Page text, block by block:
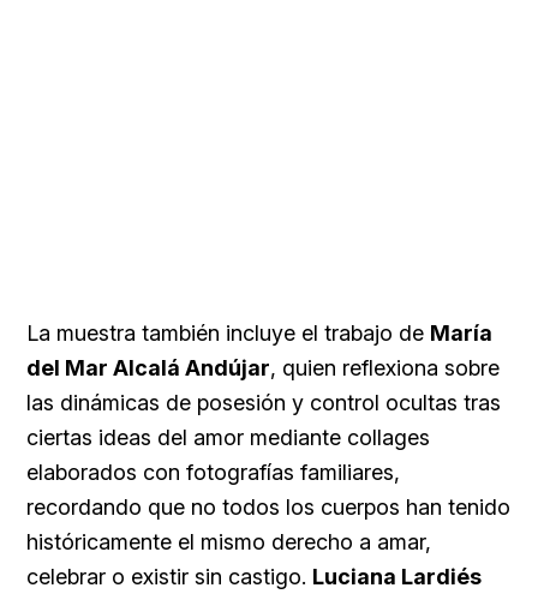
La muestra también incluye el trabajo de María
del Mar Alcalá Andújar, quien reflexiona sobre
las dinámicas de posesión y control ocultas tras
ciertas ideas del amor mediante collages
elaborados con fotografías familiares,
recordando que no todos los cuerpos han tenido
históricamente el mismo derecho a amar,
celebrar o existir sin castigo. Luciana Lardiés